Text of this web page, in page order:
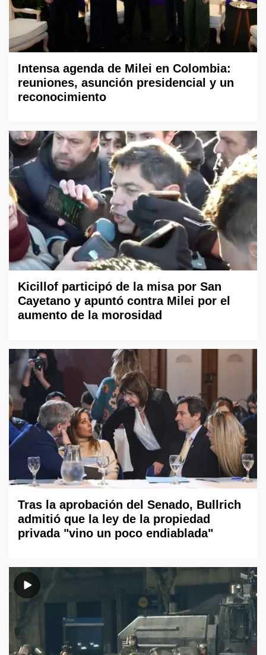
Intensa agenda de Milei en Colombia:
reuniones, asunción presidencial y un
reconocimiento
Kicillof participó de la misa por San
Cayetano y apuntó contra Milei por el
aumento de la morosidad
Tras la aprobación del Senado, Bullrich
admitió que la ley de la propiedad
privada "vino un poco endiablada"